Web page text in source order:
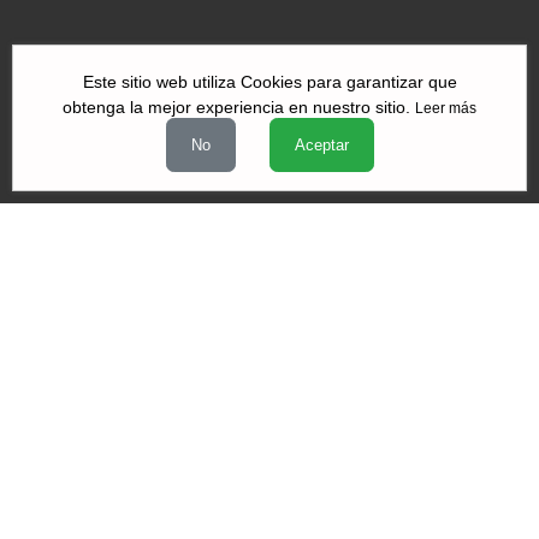
| Aviso de Privacidad
Declaración de Accesibilidad Misión y Valores
Este sitio web utiliza Cookies para garantizar que
obtenga la mejor experiencia en nuestro sitio.
Leer más
No Aceptar